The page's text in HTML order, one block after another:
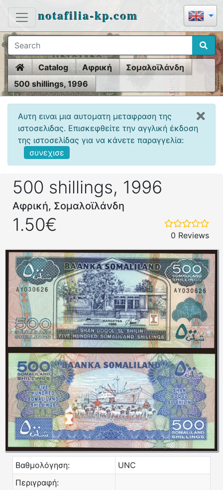
notafilia-kp.com
HomeCatalog Αφρική
Σομαλοϊλάνδη
500 shillings, 1996
Αυτη ειναι μια αυτοματη μεταφραση της
ιστοσελιδας. Επισκεφθείτε την αγγλική έκδοση
της ιστοσελίδας για να κάνετε παραγγελία:
συνεχισε
500 shillings, 1996
Αφρική, Σομαλοϊλάνδη
1.50€
0 Reviews
Βαθμολόγηση:
UNC
Περιγραφή: